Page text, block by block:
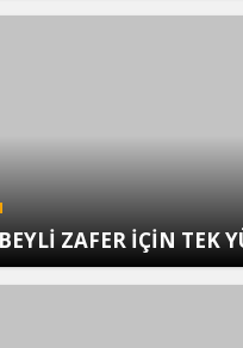
ZAFER İÇİN TEK